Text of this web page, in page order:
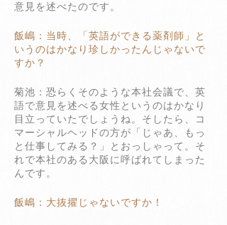
意見を述べたのです。
飯嶋：当時、「英語ができる薬剤師」と
いうのはかなり珍しかったんじゃないで
すか？
菊池：恐らくそのような本社会議で、英
語で意見を述べる女性というのはかなり
目立っていたでしょうね。そしたら、コ
マーシャルヘッドの方が「じゃあ、もっ
と仕事してみる？」とおっしゃって。そ
れで本社のある大阪に呼ばれてしまった
んです。
飯嶋：大抜擢じゃないですか！